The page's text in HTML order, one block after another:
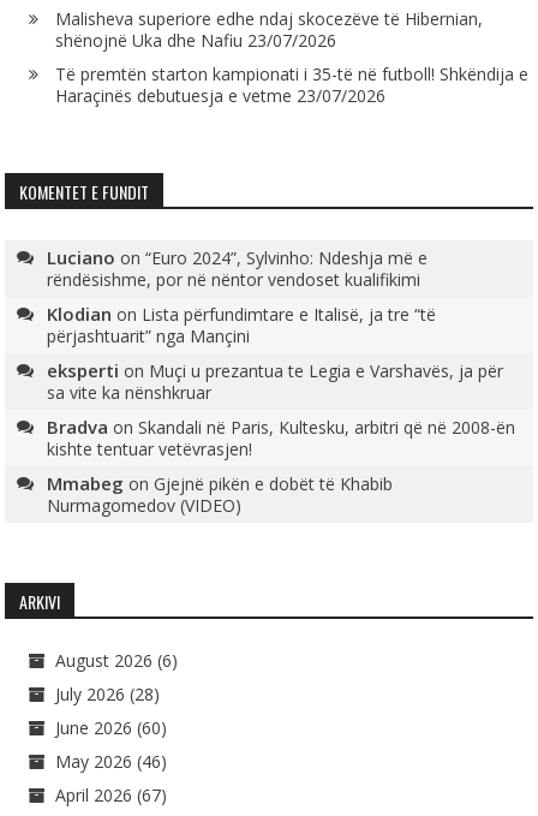
Malisheva superiore edhe ndaj skocezëve të Hibernian,
shënojnë Uka dhe Nafiu 23/07/2026
Të premtën starton kampionati i 35-të në futboll! Shkëndija e
Haraçinës debutuesja e vetme 23/07/2026
KOMENTET E FUNDIT
Luciano on“Euro 2024”, Sylvinho: Ndeshja më e
rëndësishme, por në nëntor vendoset kualifikimi
Klodian on Lista përfundimtare e Italisë, ja tre “të
përjashtuarit” nga Mançini
eksperti on Muçi u prezantua te Legia e Varshavës, ja për
sa vite ka nënshkruar
Bradva onSkandali në Paris, Kultesku, arbitri që në 2008-ën
kishte tentuar vetëvrasjen!
Mmabeg onGjejnë pikën e dobët të Khabib
Nurmagomedov (VIDEO)
ARKIVI
August 2026 (6)
July 2026 (28)
June 2026 (60)
May 2026 (46)
April 2026 (67)